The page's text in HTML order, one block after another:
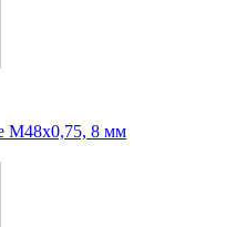
M48x0,75, 8 мм